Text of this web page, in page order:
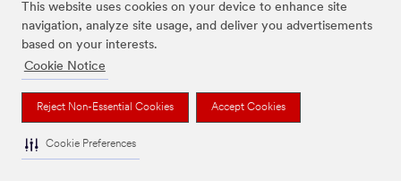
This website uses cookies on your device to enhance site
navigation, analyze site usage, and deliver you advertisements
based on your interests.
Cookie Notice
Reject Non-Essential Cookies Accept Cookies
Cookie Preferences